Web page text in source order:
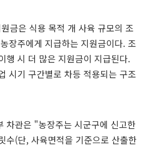
금은 식용 목적 개 사육 규모의 조
장주에게 지급하는 지원금이다. 조
행 시 더 많은 지원금이 지급된다.
시기 구간별로 차등 적용되는 구조
차관은 "농장주는 시군구에 신고한
수(단, 사육면적을 기준으로 산출한